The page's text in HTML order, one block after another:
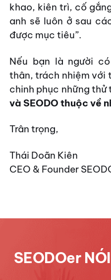
khao, kiên trì, cố
anh sẽ luôn ở sau
được mục tiêu”.
Nếu bạn là người
thân, trách nhiệm với
chinh phục những thử
và SEODO thuộc về
Trân trọng,
Thái Doãn Kiên
CEO & Founder
SEODOer